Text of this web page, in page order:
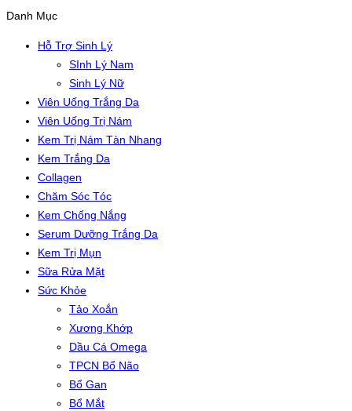
Danh Mục
Hỗ Trợ Sinh Lý
SInh Lý Nam
Sinh Lý Nữ
Viên Uống Trắng Da
Viên Uống Trị Nám
Kem Trị Nám Tàn Nhang
Kem Trắng Da
Collagen
Chăm Sóc Tóc
Kem Chống Nắng
Serum Dưỡng Trắng Da
Kem Trị Mụn
Sữa Rửa Mặt
Sức Khỏe
Tảo Xoắn
Xương Khớp
Dầu Cá Omega
TPCN Bổ Não
Bổ Gan
Bổ Mắt